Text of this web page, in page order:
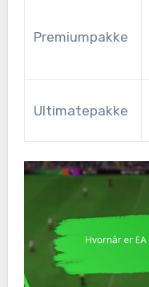
Premiumpakke
Ultimatepakke